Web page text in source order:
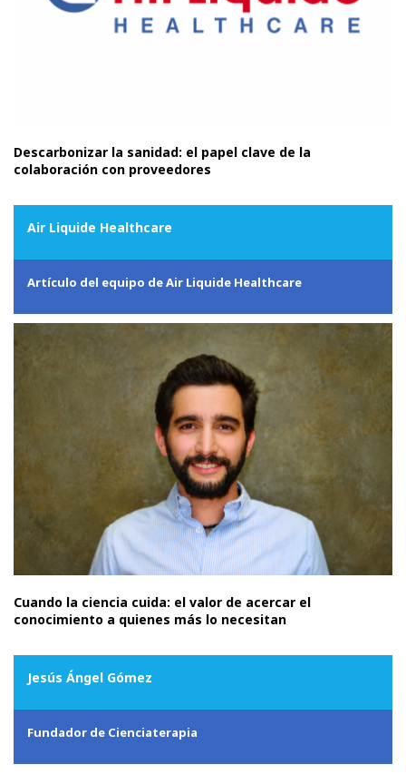
Descarbonizar la sanidad: el papel clave de la
colaboración con proveedores
Air Liquide Healthcare
Artículo del equipo de Air Liquide Healthcare
Cuando la ciencia cuida: el valor de acercar el
conocimiento a quienes más lo necesitan
Jesús Ángel Gómez
Fundador de Cienciaterapia